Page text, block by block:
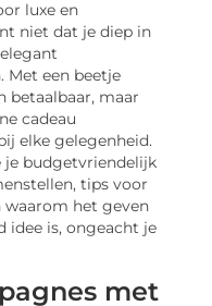
luxe en
niet dat je diep in
Met een beetje
betaalbaar, maar
cadeau
elke gelegenheid.
je budgetvriendelijk
tips voor
waarom het geven
idee is, ongeacht je
met